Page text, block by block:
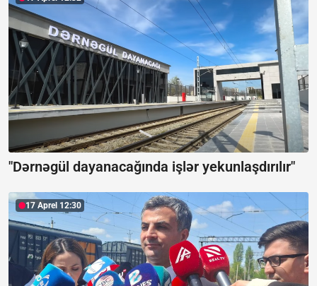
"Dərnəgül dayanacağında işlər yekunlaşdırılır"
17 Aprel 12:30